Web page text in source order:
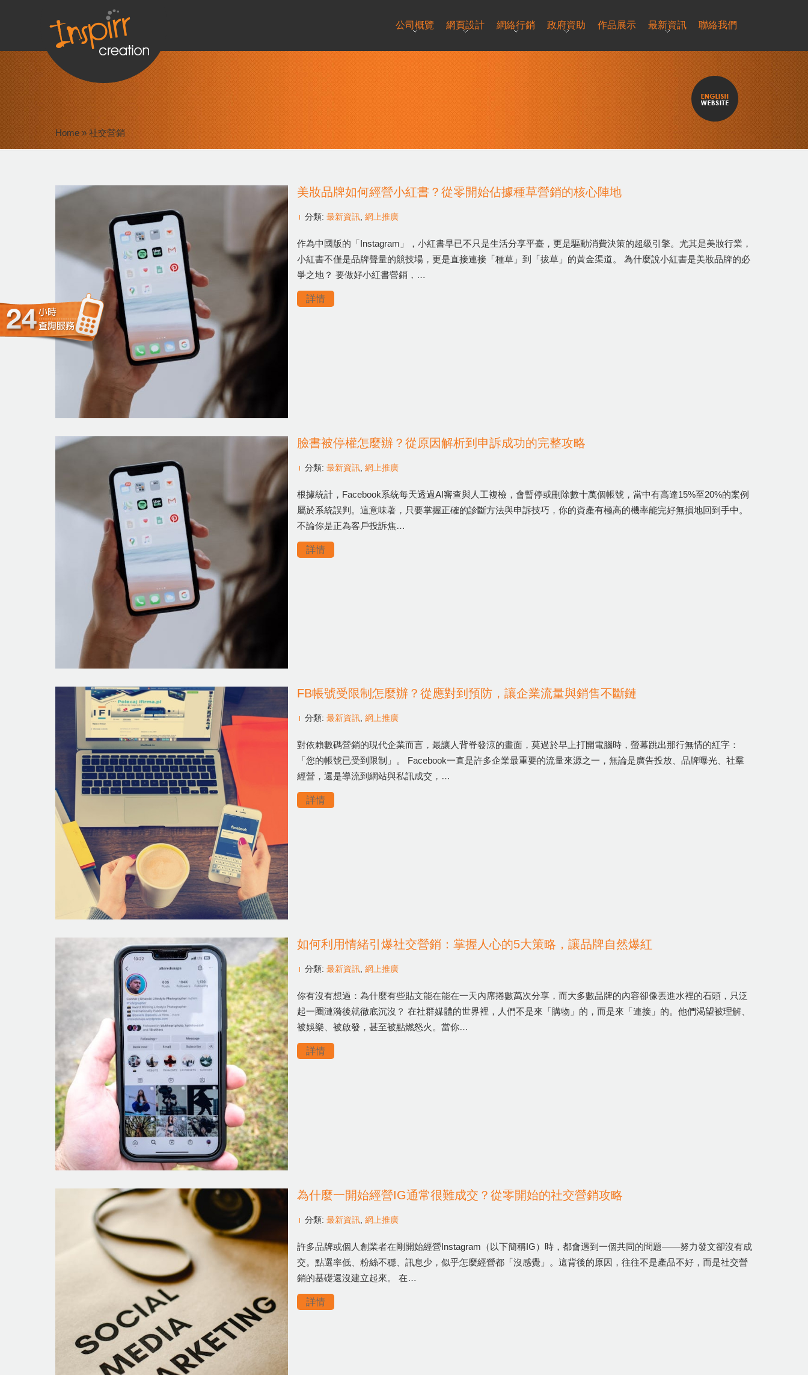
公司概覽 網頁設計 網絡行銷 政府資助 作品展示 最新資訊 聯絡我們
Home» 社交營銷
美妝品牌如何經營小紅書？從零開始佔據種草營銷的核心陣地
分類: 最新資訊, 網上推廣
作為中國版的「Instagram」，小紅書早已不只是生活分享平臺，更是驅動消費決策的超級引擎。尤其是美妝行業，
小紅書不僅是品牌聲量的競技場，更是直接連接「種草」到「拔草」的黃金渠道。 為什麼說小紅書是美妝品牌的必
爭之地？ 要做好小紅書營銷，…
詳情
臉書被停權怎麼辦？從原因解析到申訴成功的完整攻略
分類: 最新資訊, 網上推廣
根據統計，Facebook系統每天透過AI審查與人工複檢，會暫停或刪除數十萬個帳號，當中有高達15%至20%的案例
屬於系統誤判。這意味著，只要掌握正確的診斷方法與申訴技巧，你的資產有極高的機率能完好無損地回到手中。
不論你是正為客戶投訴焦…
詳情
FB帳號受限制怎麼辦？從應對到預防，讓企業流量與銷售不斷鏈
分類: 最新資訊, 網上推廣
對依賴數碼營銷的現代企業而言，最讓人背脊發涼的畫面，莫過於早上打開電腦時，螢幕跳出那行無情的紅字：
「您的帳號已受到限制」。 Facebook一直是許多企業最重要的流量來源之一，無論是廣告投放、品牌曝光、社羣
經營，還是導流到網站與私訊成交，…
詳情
如何利用情緒引爆社交營銷：掌握人心的5大策略，讓品牌自然爆紅
分類: 最新資訊, 網上推廣
你有沒有想過：為什麼有些貼文能在能在一天內席捲數萬次分享，而大多數品牌的內容卻像丟進水裡的石頭，只泛
起一圈漣漪後就徹底沉沒？ 在社群媒體的世界裡，人們不是來「購物」的，而是來「連接」的。他們渴望被理解、
被娛樂、被啟發，甚至被點燃怒火。當你…
詳情
為什麼一開始經營IG通常很難成交？從零開始的社交營銷攻略
分類: 最新資訊, 網上推廣
許多品牌或個人創業者在剛開始經營Instagram（以下簡稱IG）時，都會遇到一個共同的問題——努力發文卻沒有成
交。點選率低、粉絲不穩、訊息少，似乎怎麼經營都「沒感覺」。這背後的原因，往往不是產品不好，而是社交營
銷的基礎還沒建立起來。 在…
詳情